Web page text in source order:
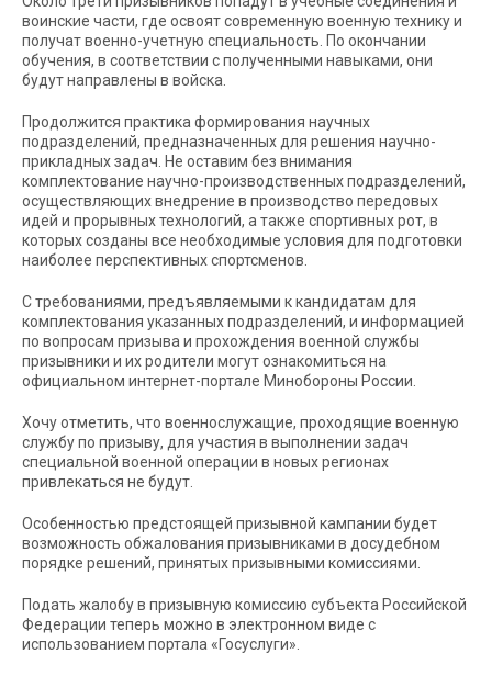
воинские части, где освоят современную военную технику и
получат военно-учетную специальность. По окончании
обучения, в соответствии с полученными навыками, они
будут направлены в войска.
Продолжится практика формирования научных
подразделений, предназначенных для решения научно-
прикладных задач. Не оставим без внимания
комплектование научно-производственных подразделений,
осуществляющих внедрение в производство передовых
идей и прорывных технологий, а также спортивных рот, в
которых созданы все необходимые условия для подготовки
наиболее перспективных спортсменов.
С требованиями, предъявляемыми к кандидатам для
комплектования указанных подразделений, и информацией
по вопросам призыва и прохождения военной службы
призывники и их родители могут ознакомиться на
официальном интернет-портале Минобороны России.
Хочу отметить, что военнослужащие, проходящие военную
службу по призыву, для участия в выполнении задач
специальной военной операции в новых регионах
привлекаться не будут.
Особенностью предстоящей призывной кампании будет
возможность обжалования призывниками в досудебном
порядке решений, принятых призывными комиссиями.
Подать жалобу в призывную комиссию субъекта Российской
Федерации теперь можно в электронном виде с
использованием портала «Госуслуги».